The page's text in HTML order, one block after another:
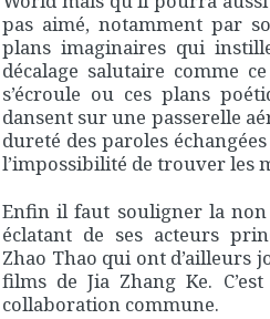
pas aimé, notamment par
plans imaginaires qui
décalage salutaire comme
s’écroule ou ces plans
dansent sur une passerelle
dureté des paroles
l’impossibilité de trouver les
Enfin il faut souligner la
éclatant de ses acteurs
Zhao Thao qui ont d’ailleurs
films de Jia Zhang Ke.
collaboration commune.